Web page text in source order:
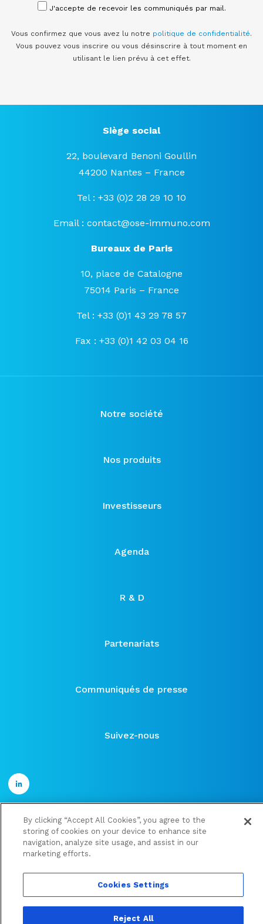
J'accepte de recevoir les communiqués par mail.
Vous confirmez que vous avez lu notre politique de confidentialité.
Vous pouvez vous inscrire ou vous désinscrire à tout moment en
utilisant le lien prévu à cet effet.
Siège social
22, boulevard Benoni Goullin
44200 Nantes – France
Tel : +33 (0)2 28 29 10 10
Email : contact@ose-immuno.com
Bureaux de Paris
10, place de Catalogne
75014 Paris – France
Tel : +33 (0)1 43 29 78 57
Fax : +33 (0)1 42 03 04 16
Notre société
Nos produits
Investisseurs
Agenda
R & D
Partenariats
Communiqués de presse
Suivez-nous
©2021 ose-immuno
Publications financières
Cookies Settings
Site internet créé parAdveris
By clicking “Accept All Cookies”, you agree to the
storing of cookies on your device to enhance site
navigation, analyze site usage, and assist in our
marketing efforts.
Cookies Settings
Reject All